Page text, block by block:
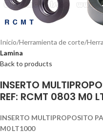
Inicio Herramienta de corte
Lamina
Back to products
INSERTO
REF: RCMT 0803 M0
INSERTO MULTIPROPOSITO
M0 LT1000